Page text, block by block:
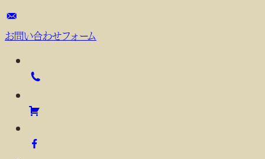
お問い合わせフォーム